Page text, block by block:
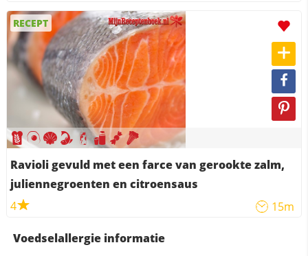
RECEPT
Ravioli gevuld met een farce van gerookte zalm,
juliennegroenten en citroensaus
4
15m
Voedselallergie informatie